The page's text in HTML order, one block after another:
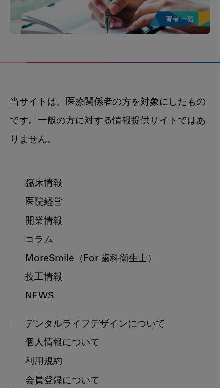
当サイトは、医療関係者の方を対象にしたもの
です。一般の方に対する情報提供サイトではあ
りません。
臨床情報
医院経営
開業情報
コラム
MoreSmile （For 歯科衛生士）
技工情報
NEWS
デンタルライフデザインについて
個人情報について
利用規約
会員登録について